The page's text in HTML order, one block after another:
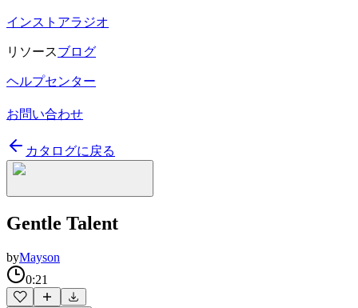
インストアラジオ
リソースブログ
ヘルプセンター
お問い合わせ
カタログに戻る
Gentle Talent
byMayson
0:21